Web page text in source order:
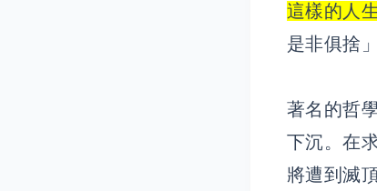
這樣的人
是非俱捨
著名的哲
下沉。在
將遭到滅